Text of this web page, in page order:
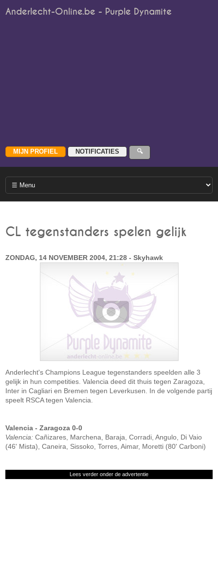
Anderlecht-Online.be - Purple Dynamite
CL tegenstanders spelen gelijk
ZONDAG, 14 NOVEMBER 2004, 21:28 - Skyhawk
Anderlecht's Champions League tegenstanders speelden alle 3
gelijk in hun competities. Valencia deed dit thuis tegen Zaragoza,
Inter in Cagliari en Bremen tegen Leverkusen. In de volgende partij
speelt RSCA tegen Valencia.
Valencia - Zaragoza 0-0
Valencia: Cañizares, Marchena, Baraja, Corradi, Angulo, Di Vaio
(46' Mista), Caneira, Sissoko, Torres, Aimar, Moretti (80' Carboni)
Lees verder onder de advertentie